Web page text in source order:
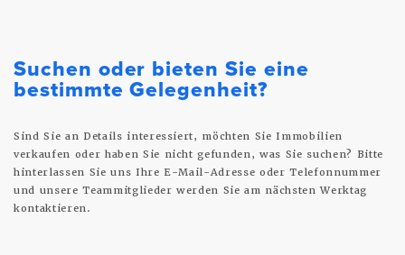
Suchen oder bieten Sie eine
bestimmte Gelegenheit?
Sind Sie an Details interessiert, möchten Sie Immobilien
verkaufen oder haben Sie nicht gefunden, was Sie suchen? Bitte
hinterlassen Sie uns Ihre E-Mail-Adresse oder Telefonnummer
und unsere Teammitglieder werden Sie am nächsten Werktag
kontaktieren.